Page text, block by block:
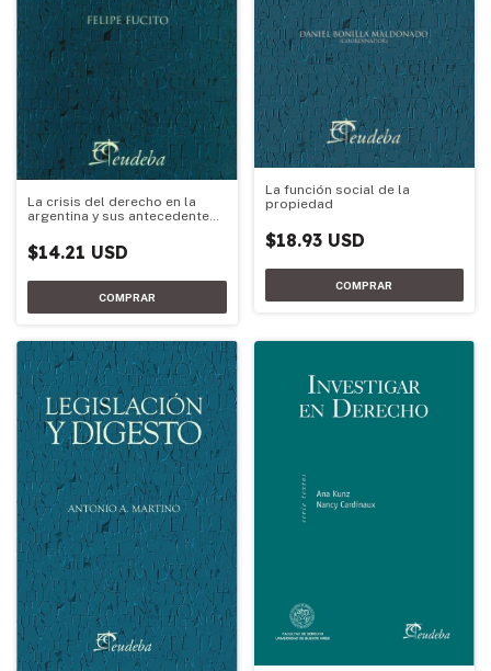
La crisis del derecho en la
argentina y sus antecedentes
$14.21 USD
La función social de la
propiedad
$18.93 USD